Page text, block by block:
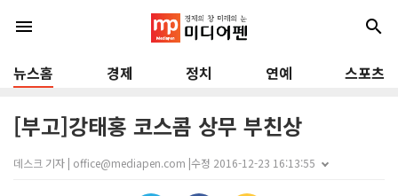
menu search
뉴스홈 경제 정치 연예 스포츠
[부고]강태홍 코스콤 상무 부친상
데스크 기자 | office@mediapen.com |수정 2016-12-23 16:13:55